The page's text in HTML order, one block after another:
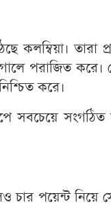
কলম্বিয়া। তারা
পরাজিত করে।
করে।
সবচেয়ে
চার পয়েন্ট নিয়ে